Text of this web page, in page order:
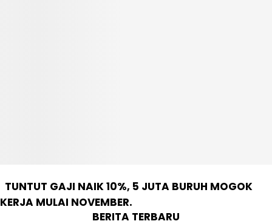
TUNTUT GAJI NAIK 10%, 5 JUTA BURUH MOGOK
KERJA MULAI NOVEMBER.
BERITA TERBARU